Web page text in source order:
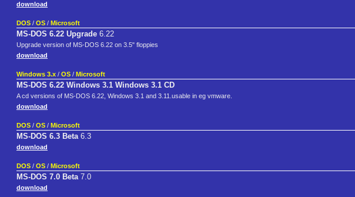
download
DOS / OS / Microsoft
MS-DOS 6.22 Upgrade 6.22
Upgrade version of MS-DOS 6.22 on 3.5" floppies
download
Windows 3.x / OS / Microsoft
MS-DOS 6.22 Windows 3.1 Windows 3.1 CD
A cd versions of MS-DOS 6.22, Windows 3.1 and 3.11.usable in eg vmware.
download
DOS / OS / Microsoft
MS-DOS 6.3 Beta6.3
download
DOS / OS / Microsoft
MS-DOS 7.0 Beta7.0
download